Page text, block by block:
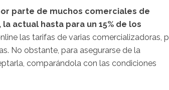
parte de muchos comerciales de
actual hasta para un 15% de los
las tarifas de varias comercializadoras,
No obstante, para asegurarse de la
comparándola con las condiciones